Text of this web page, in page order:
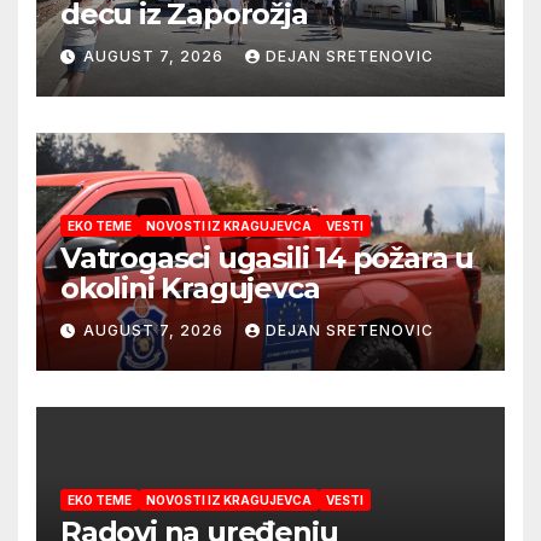
decu iz Zaporožja
AUGUST 7, 2026 DEJAN SRETENOVIC
EKO TEME NOVOSTI IZ KRAGUJEVCA VESTI
Vatrogasci ugasili 14 požara u
okolini Kragujevca
AUGUST 7, 2026 DEJAN SRETENOVIC
EKO TEME NOVOSTI IZ KRAGUJEVCA VESTI
Radovi na uređenju